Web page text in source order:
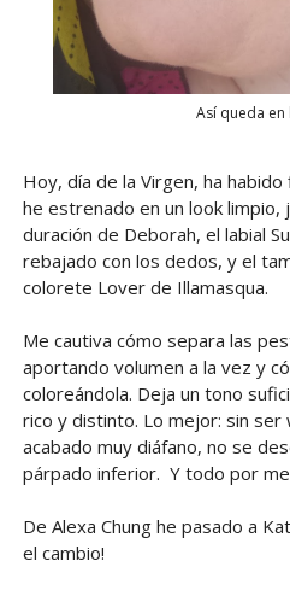
Así queda
Hoy, día de la Virgen, ha
he estrenado en un look limpio,
duración de Deborah, el labial
rebajado con los dedos, y el
colorete Lover de Illamasqua.
Me cautiva cómo separa las
aportando volumen a la vez y
coloreándola. Deja un tono
rico y distinto. Lo mejor: sin
acabado muy diáfano, no se
párpado inferior. Y todo por
De Alexa Chung he pasado a
el cambio!